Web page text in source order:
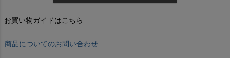
お買い物ガイドはこちら
商品についてのお問い合わせ